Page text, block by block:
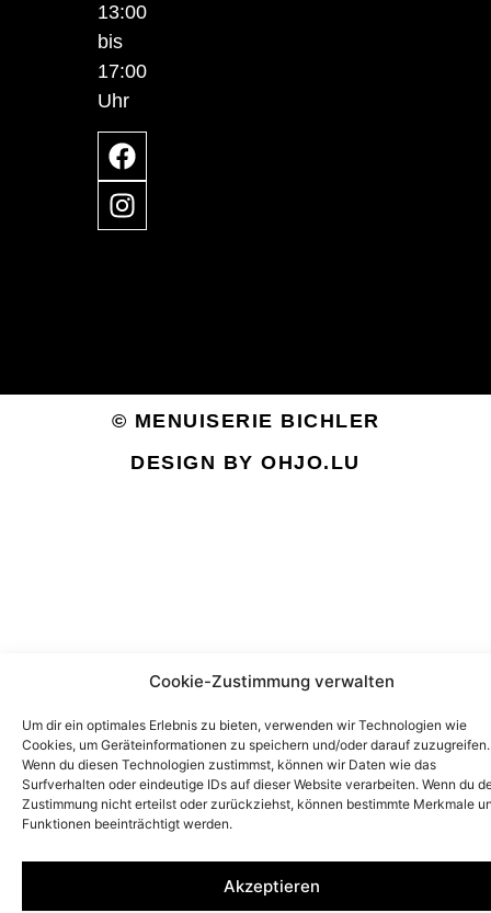
Cookie-Zustimmung verwalten
Um dir ein optimales Erlebnis zu bieten, verwenden wir Technologien wie
Cookies, um Geräteinformationen zu speichern und/oder darauf zuzugreifen.
Wenn du diesen Technologien zustimmst, können wir Daten wie das
Surfverhalten oder eindeutige IDs auf dieser Website verarbeiten. Wenn du
Zustimmung nicht erteilst oder zurückziehst, können bestimmte Merkmale
Funktionen beeinträchtigt werden.
Akzeptieren
13:00
bis
17:00
Uhr
© MENUISERIE BICHLER
DESIGN BY OHJO.LU